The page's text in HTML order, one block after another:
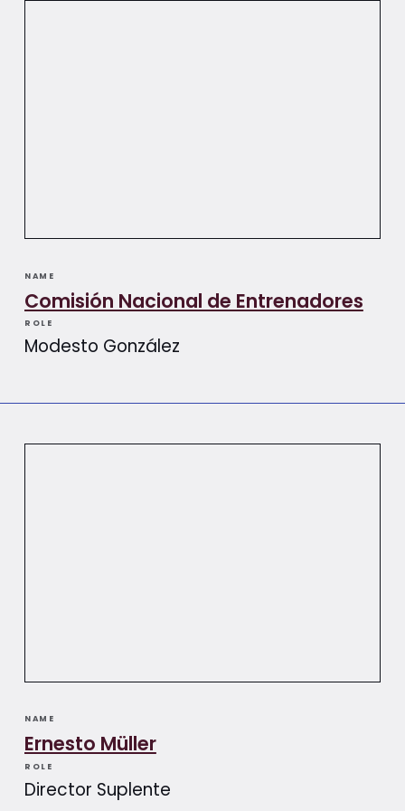
NAME
Comisión Nacional de Entrenadores
ROLE
Modesto González
NAME
Ernesto Müller
ROLE
Director Suplente